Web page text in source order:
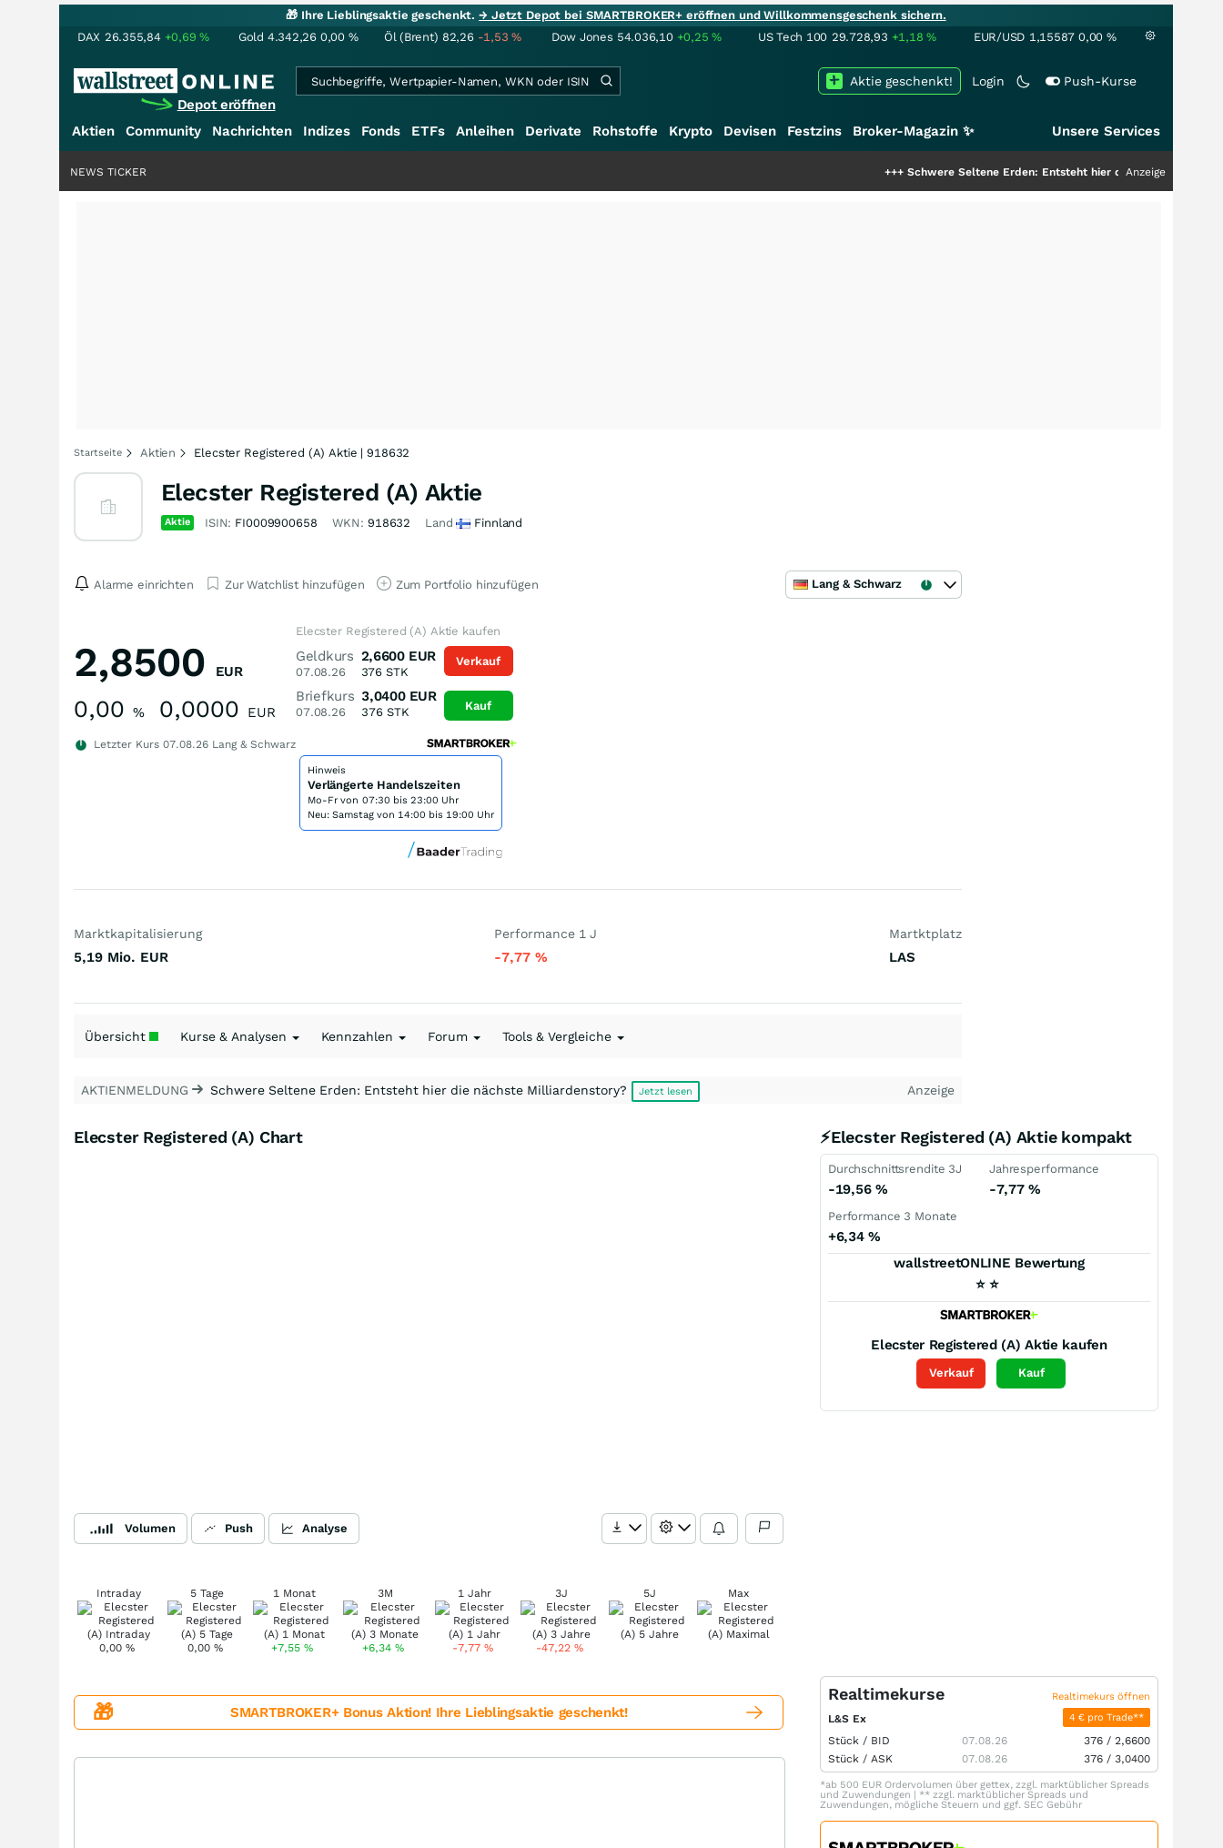
🎁 Ihre Lieblingsaktie geschenkt.→ Jetzt Depot bei SMARTBROKER+ eröffnen und Willkommensgeschenk sichern.
DAX 26.355,84 +0,69% Gold 4.342,26 0,00 % Öl (Brent) 82,26 -1,53% Dow Jones 54.036,10 +0,25% US Tech 100 29.728,93 +1,18% EUR/USD 1,15587 0,00 %
Depot eröffnen
Login Push-Kurse
Aktie geschenkt!
Aktien Community Nachrichten Indizes Fonds ETFs Anleihen Derivate Rohstoffe Krypto Devisen Festzins Broker-Magazin ✨ Unsere Services
Schwere Seltene Erden: Entsteht hier die nächste Milliardenstory?
Anzeige
NEWS TICKER
Startseite Aktien Elecster Registered (A) Aktie | 918632
Elecster Registered (A) Aktie
Aktie ISIN: FI0009900658 WKN: 918632 Land Finnland
Alarme einrichten Zur Watchlist hinzufügen Zum Portfolio hinzufügen Lang & Schwarz
2,8500 EUR
0,00 % 0,0000 EUR
Letzter Kurs 07.08.26 Lang & Schwarz
Elecster Registered (A) Aktie kaufen
Geldkurs
07.08.26
2,6600 EUR
376 STK
Briefkurs
07.08.26
3,0400 EUR
376STK
Verkauf
Kauf
Hinweis
Verlängerte Handelszeiten
Mo-Fr von 07:30 bis 23:00 Uhr
Neu: Samstag von 14:00 bis 19:00 Uhr
Marktkapitalisierung
5,19 Mio. EUR
Performance 1 J
-7,77 %
Martktplatz
LAS
Übersicht Kurse & Analysen Kennzahlen Forum Tools & Vergleiche
AKTIENMELDUNG Schwere Seltene Erden: Entsteht hier die nächste Milliardenstory? Jetzt lesen Anzeige
Elecster Registered (A) Chart
Volumen Push Analyse
Intraday
0,00%
5 Tage
0,00 %
1 Monat
+7,55%
3M
+6,34%
1 Jahr
-7,77 %
3J
-47,22 %
5J Max
⚡Elecster Registered (A) Aktie kompakt
Durchschnittsrendite 3J
-19,56 %
Jahresperformance
-7,77%
Performance 3 Monate
+6,34%
wallstreetONLINE Bewertung
⭐ ⭐
Elecster Registered (A) Aktie kaufen
Verkauf Kauf
🎁 SMARTBROKER+ Bonus Aktion! Ihre Lieblingsaktie geschenkt!
Realtimekurse Realtimekurs öffnen
L&S Ex 4 € pro Trade**
Stück / BID 07.08.26 376 / 2,6600
Stück / ASK 07.08.26 376 / 3,0400
*ab 500 EUR Ordervolumen über gettex, zzgl. marktüblicher Spreads
und Zuwendungen | ** zzgl. marktüblicher Spreads und
Zuwendungen, mögliche Steuern und ggf. SEC Gebühr